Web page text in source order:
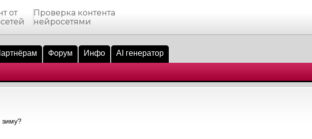
от
Проверка контента
нейросетями
Форум Инфо AI генератор